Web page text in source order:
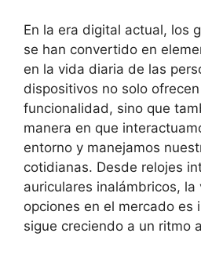
En la era digital actual, los
se han convertido en
en la vida diaria de las
dispositivos no solo
funcionalidad, sino que
manera en que
entorno y manejamos
cotidianas. Desde relojes
auriculares inalámbricos, la
opciones en el mercado es
sigue creciendo a un ritmo